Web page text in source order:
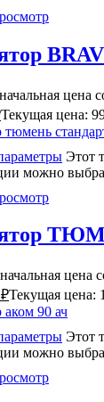
цена
Текущая цена:
Этот
можно
цена
₽Текущая цена:
Этот
можно